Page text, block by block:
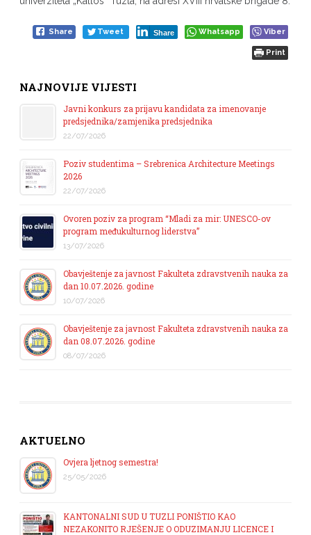
Share Tweet Share Whatsapp Viber
Print
NAJNOVIJE VIJESTI
Javni konkurs za prijavu kandidata za imenovanje
predsjednika/zamjenika predsjednika
22/07/2026
Poziv studentima – Srebrenica Architecture Meetings
2026
22/07/2026
Ovoren poziv za program “Mladi za mir: UNESCO-ov
program međukulturnog liderstva”
13/07/2026
Obavještenje za javnost Fakulteta zdravstvenih nauka za
dan 10.07.2026. godine
10/07/2026
Obavještenje za javnost Fakulteta zdravstvenih nauka za
dan 08.07.2026. godine
08/07/2026
AKTUELNO
Ovjera ljetnog semestra!
25/05/2026
KANTONALNI SUD U TUZLI PONIŠTIO KAO
NEZAKONITO RJEŠENJE O ODUZIMANJU LICENCE I